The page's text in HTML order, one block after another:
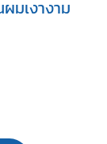
มเงางาม